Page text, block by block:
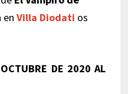
en Villa Diodati os
DE 2020 AL